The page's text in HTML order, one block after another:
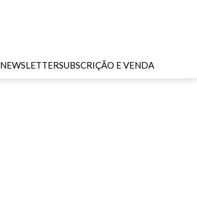
NEWSLETTERSUBSCRIÇÃO E VENDA